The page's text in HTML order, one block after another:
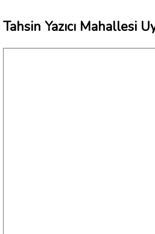
Tahsin Yazıcı Mahallesi